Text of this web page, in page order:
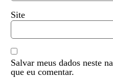
Site
Salvar meus dados neste
que eu comentar.